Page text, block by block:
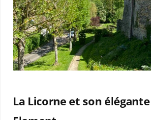
La Licorne et son